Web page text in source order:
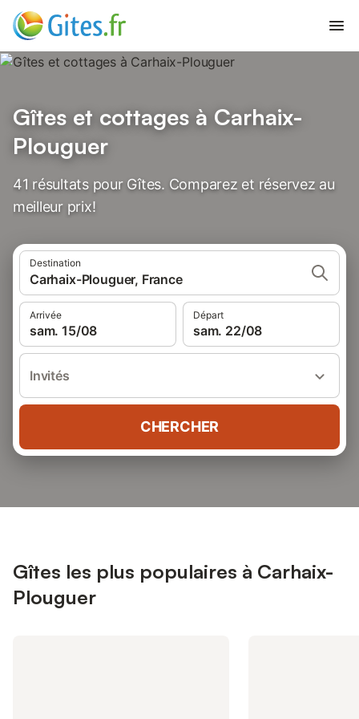
Gîtes et cottages à Carhaix-
Plouguer
41 résultats pour Gîtes. Comparez et réservez au
meilleur prix!
Destination
Carhaix-Plouguer, France
Arrivée
sam. 15/08
Départ
sam. 22/08
Invités
CHERCHER
Gîtes les plus populaires à Carhaix-
Plouguer